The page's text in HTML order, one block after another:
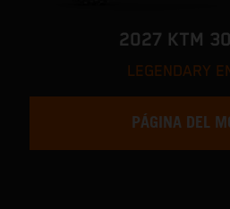
2027 KTM
LEGENDARY
PÁGINA DEL